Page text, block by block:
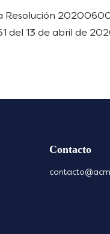
Resolución
13 de abril de
Contacto